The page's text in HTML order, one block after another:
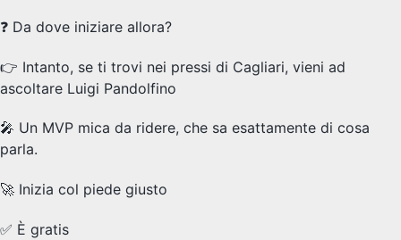
❓ Da dove iniziare allora?
👉 Intanto, se ti trovi nei pressi di Cagliari, vieni ad
ascoltare Luigi Pandolfino
🎤 Un MVP mica da ridere, che sa esattamente di cosa
parla.
🚀 Inizia col piede giusto
✅ È gratis